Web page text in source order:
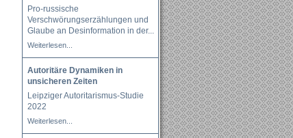
Pro-russische
Verschwörungserzählungen und
Glaube an Desinformation in der...
Weiterlesen...
Autoritäre Dynamiken in
unsicheren Zeiten
Leipziger Autoritarismus-Studie
2022
Weiterlesen...